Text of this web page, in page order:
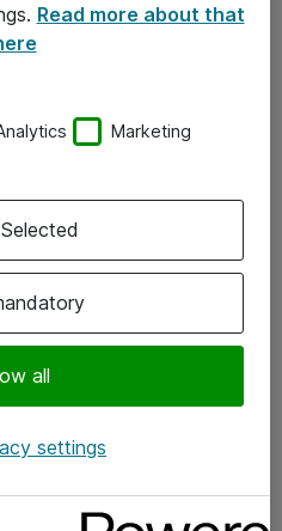
Read more about that
Marketing
all
settings